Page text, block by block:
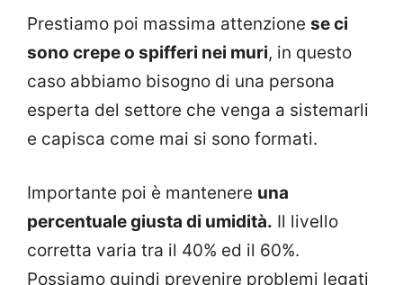
Prestiamo poi massima attenzione se ci
sono crepe o spifferi nei muri, in questo
caso abbiamo bisogno di una persona
esperta del settore che venga a sistemarli
e capisca come mai si sono formati.
Importante poi è mantenere una
percentuale giusta di umidità. Il livello
corretta varia tra il 40% ed il 60%.
Possiamo quindi prevenire problemi legati